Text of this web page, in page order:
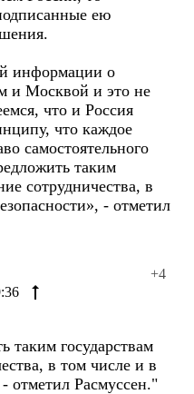
ею
информации о
и Москвой и это не
что и Россия
что каждое
самостоятельного
таким
сотрудничества, в
- отметил
+4
государствам
в том числе и в
отметил Расмуссен."